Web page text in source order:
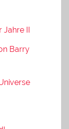
Jahre II
Barry